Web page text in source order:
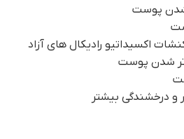
شدن پوست
اکسیداتیو رادیکال های آزاد
شدن پوست
درخشندگی بیشتر